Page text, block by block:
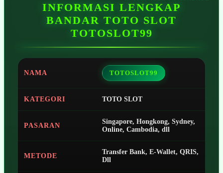
INFORMASI LENGKAP
BANDAR TOTO SLOT
TOTOSLOT99
NAMA TOTOSLOT99
KATEGORI TOTO SLOT
PASARAN
Singapore, Hongkong, Sydney,
Online, Cambodia, dll
METODE
Transfer Bank, E-Wallet, QRIS,
Dll